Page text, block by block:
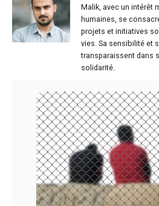
Malik, avec un intérêt
humaines, se
projets et initiatives
vies. Sa sensibilité et
transparaissent dans
solidarité.